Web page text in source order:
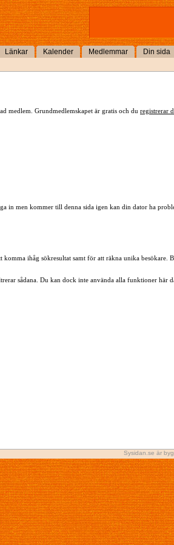
Länkar Kalender Medlemmar Din sida
medlem. Grundmedlemskapet är gratis och du registrerar
in men kommer till denna sida igen kan din dator ha
ihåg sökresultat samt för att räkna unika besökare.
sådana. Du kan dock inte använda alla funktioner här
Sysidan.se är